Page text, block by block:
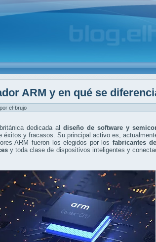
ARM y en qué se
el-brujo
dedicada al diseño de software y
éxitos y fracasos. Su principal activo es,
ARM fueron los elegidos por los fabricantes
y toda clase de dispositivos inteligentes y